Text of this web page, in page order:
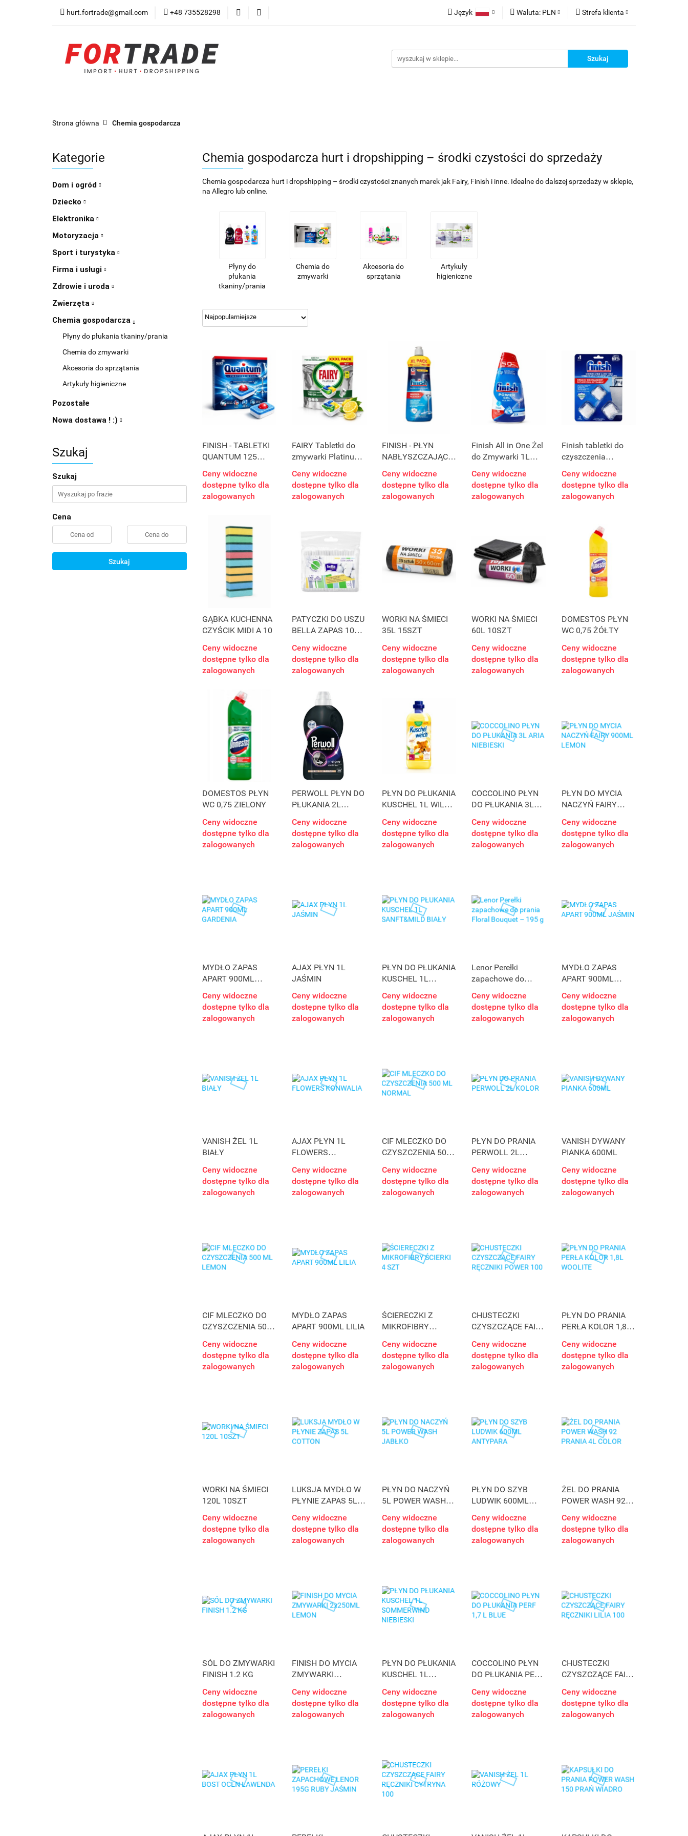
hurt.fortrade@gmail.com +48 735528298 Język
German
Waluta: PLN Strefa klienta
Zarejestruj się
Dodaj reklamacje
Kategorie Promocje Import z Chin
Warunki współpracy
Strona główna Chemia gospodarcza
Kategorie
Dom i ogród
Dziecko
Elektronika
Motoryzacja
Sport i turystyka
Firma i usługi
Zdrowie i uroda
Zwierzęta
Chemia gospodarcza
Płyny do płukania tkaniny/prania
Chemia do zmywarki
Akcesoria do sprzątania
Artykuły higieniczne
Pozostałe
Nowa dostawa ! :)
Szukaj
Szukaj
Cena
Szukaj
Chemia gospodarcza hurt i dropshipping – środki czystości do sprzedaży
Chemia gospodarcza hurt i dropshipping – środki czystości znanych marek jak Fairy, Finish i inne. Idealne do dalszej sprzedaży w sklepie,
na Allegro lub online.
Płyny do
płukania
tkaniny/prania
Chemia do
zmywarki
Akcesoria do
sprzątania
Artykuły
higieniczne
FINISH - TABLETKI
QUANTUM 125
Ceny widoczne
dostępne tylko dla
zalogowanych
FAIRY Tabletki do
zmywarki Platinum
Ceny widoczne
dostępne tylko dla
zalogowanych
FINISH - PŁYN
NABŁYSZCZAJĄCY
Ceny widoczne
dostępne tylko dla
zalogowanych
Finish All in One Żel
do Zmywarki 1L
Czystość
Ceny widoczne
dostępne tylko dla
zalogowanych
Finish tabletki do
czyszczenia
Ceny widoczne
dostępne tylko dla
zalogowanych
GĄBKA KUCHENNA
CZYŚCIK MIDI A 10
Ceny widoczne
dostępne tylko dla
zalogowanych
PATYCZKI DO USZU
BELLA ZAPAS 100
Ceny widoczne
dostępne tylko dla
zalogowanych
WORKI NA ŚMIECI
35L 15SZT
Ceny widoczne
dostępne tylko dla
zalogowanych
WORKI NA ŚMIECI
60L 10SZT
Ceny widoczne
dostępne tylko dla
zalogowanych
DOMESTOS PŁYN
WC 0,75 ŻÓŁTY
Ceny widoczne
dostępne tylko dla
zalogowanych
DOMESTOS PŁYN
WC 0,75 ZIELONY
Ceny widoczne
dostępne tylko dla
zalogowanych
PERWOLL PŁYN DO
PŁUKANIA 2L
Ceny widoczne
dostępne tylko dla
zalogowanych
PŁYN DO PŁUKANIA
KUSCHEL 1L WILDE
Ceny widoczne
dostępne tylko dla
zalogowanych
COCCOLINO PŁYN
DO PŁUKANIA 3L
Ceny widoczne
dostępne tylko dla
zalogowanych
PŁYN DO MYCIA
NACZYŃ FAIRY
Ceny widoczne
dostępne tylko dla
zalogowanych
MYDŁO ZAPAS
APART 900ML
Ceny widoczne
dostępne tylko dla
zalogowanych
AJAX PŁYN 1L
JAŚMIN
Ceny widoczne
dostępne tylko dla
zalogowanych
PŁYN DO PŁUKANIA
KUSCHEL 1L
Ceny widoczne
dostępne tylko dla
zalogowanych
Lenor Perełki
zapachowe do
Bouquet – 195 g
Ceny widoczne
dostępne tylko dla
zalogowanych
MYDŁO ZAPAS
APART 900ML
Ceny widoczne
dostępne tylko dla
zalogowanych
VANISH ŻEL 1L
BIAŁY
Ceny widoczne
dostępne tylko dla
zalogowanych
AJAX PŁYN 1L
FLOWERS
Ceny widoczne
dostępne tylko dla
zalogowanych
CIF MLECZKO DO
CZYSZCZENIA 500
Ceny widoczne
dostępne tylko dla
zalogowanych
PŁYN DO PRANIA
PERWOLL 2L
Ceny widoczne
dostępne tylko dla
zalogowanych
VANISH DYWANY
PIANKA 600ML
Ceny widoczne
dostępne tylko dla
zalogowanych
CIF MLECZKO DO
CZYSZCZENIA 500
Ceny widoczne
dostępne tylko dla
zalogowanych
MYDŁO ZAPAS
APART 900ML LILIA
Ceny widoczne
dostępne tylko dla
zalogowanych
ŚCIERECZKI Z
MIKROFIBRY
Ceny widoczne
dostępne tylko dla
zalogowanych
CHUSTECZKI
CZYSZCZĄCE FAIRY
100
Ceny widoczne
dostępne tylko dla
zalogowanych
PŁYN DO PRANIA
PERŁA KOLOR 1,8L
Ceny widoczne
dostępne tylko dla
zalogowanych
WORKI NA ŚMIECI
120L 10SZT
Ceny widoczne
dostępne tylko dla
zalogowanych
LUKSJA MYDŁO W
PŁYNIE ZAPAS 5L
Ceny widoczne
dostępne tylko dla
zalogowanych
PŁYN DO NACZYŃ
5L POWER WASH
Ceny widoczne
dostępne tylko dla
zalogowanych
PŁYN DO SZYB
LUDWIK 600ML
Ceny widoczne
dostępne tylko dla
zalogowanych
ŻEL DO PRANIA
POWER WASH 92
Ceny widoczne
dostępne tylko dla
zalogowanych
SÓL DO ZMYWARKI
FINISH 1.2 KG
Ceny widoczne
dostępne tylko dla
zalogowanych
FINISH DO MYCIA
ZMYWARKI
Ceny widoczne
dostępne tylko dla
zalogowanych
PŁYN DO PŁUKANIA
KUSCHEL 1L
NIEBIESKI
Ceny widoczne
dostępne tylko dla
zalogowanych
COCCOLINO PŁYN
DO PŁUKANIA PERF
Ceny widoczne
dostępne tylko dla
zalogowanych
CHUSTECZKI
CZYSZCZĄCE FAIRY
Ceny widoczne
dostępne tylko dla
zalogowanych